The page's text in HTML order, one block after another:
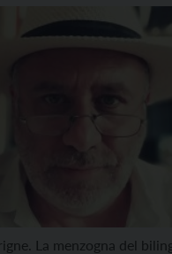
La menzogna del